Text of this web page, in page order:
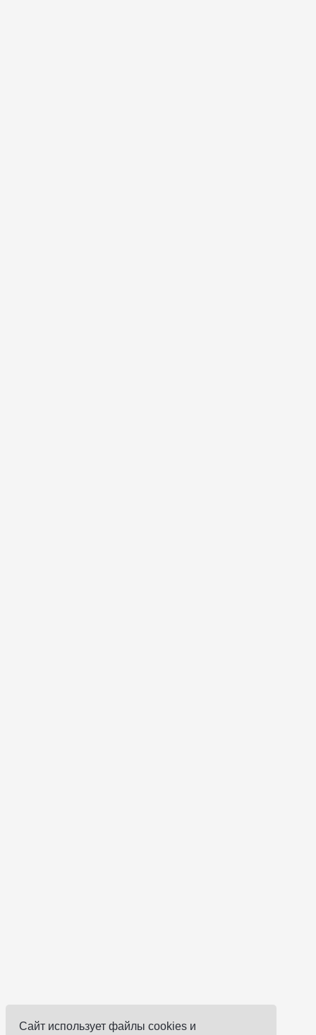
Сайт использует файлы cookies и